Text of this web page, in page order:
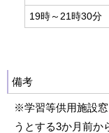
19時～21時30分
備考
※学習等供用施設
うとする3か月前か